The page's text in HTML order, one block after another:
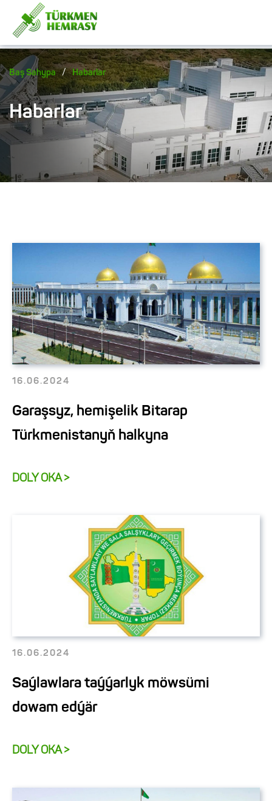
Baş Sahypa / Habarlar
Habarlar
16.06.2024
Garaşsyz, hemişelik Bitarap
Türkmenistanyň halkyna
DOLY OKA >
16.06.2024
Saýlawlara taýýarlyk möwsümi
dowam edýär
DOLY OKA >